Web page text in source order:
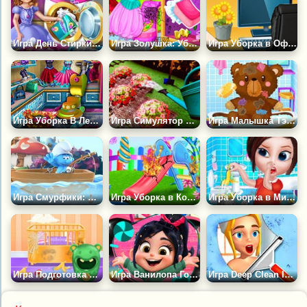
Игра День Стирки Принцессы Игра Золушка: Уборка во Дворце Игра Уборка в Офисе и Новый Дизайн
Игра Уборка В Ледяном Замке Игра Симулятор Садовника Игра Малышка Тэйлор Убирает
Игра Смурфики: Чистый Океан Игра Уборка в Конфетном Саду Игра Уборка в Милом Доме
Игра Подготовка Тэйлор к Новорождённому Игра Ванилопа Готовиться ко Дню Рождения Игра Deep Clean Inc. 3D: Веселая Уборка